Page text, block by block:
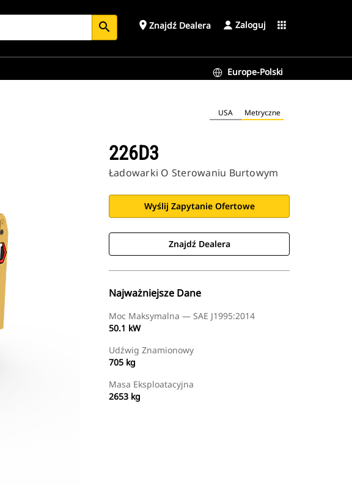
search place Znajdź Dealera Zaloguj apps
Europe-Polski
USA Metryczne
226D3
Ładowarki O Sterowaniu Burtowym
Wyślij Zapytanie Ofertowe
Znajdź Dealera
Najważniejsze Dane
Moc Maksymalna — SAE J1995:2014
50.1 kW
Udźwig Znamionowy
705 kg
Masa Eksploatacyjna
2653 kg